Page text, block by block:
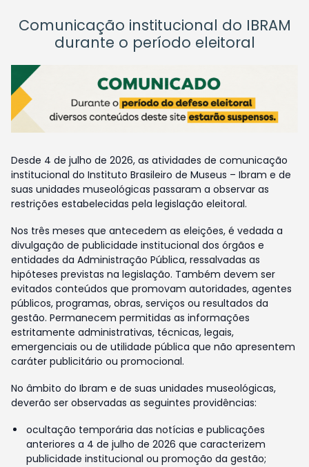
Comunicação institucional do IBRAM
durante o período eleitoral
Desde 4 de julho de 2026, as atividades de comunicação
institucional do Instituto Brasileiro de Museus – Ibram e de
suas unidades museológicas passaram a observar as
restrições estabelecidas pela legislação eleitoral.
Nos três meses que antecedem as eleições, é vedada a
divulgação de publicidade institucional dos órgãos e
entidades da Administração Pública, ressalvadas as
hipóteses previstas na legislação. Também devem ser
evitados conteúdos que promovam autoridades, agentes
públicos, programas, obras, serviços ou resultados da
gestão. Permanecem permitidas as informações
estritamente administrativas, técnicas, legais,
emergenciais ou de utilidade pública que não apresentem
caráter publicitário ou promocional.
No âmbito do Ibram e de suas unidades museológicas,
deverão ser observadas as seguintes providências:
ocultação temporária das notícias e publicações
anteriores a 4 de julho de 2026 que caracterizem
publicidade institucional ou promoção da gestão;